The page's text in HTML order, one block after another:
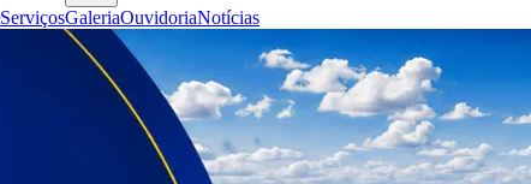
ServiçosGaleriaOuvidoriaNotícias